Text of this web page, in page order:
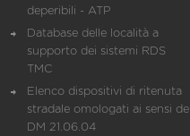
deperibili - ATP
Database delle località a
supporto dei sistemi RDS
TMC
Elenco dispositivi di ritenuta
stradale omologati ai sensi del
DM 21.06.04